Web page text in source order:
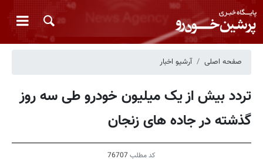
صفحه اصلی آرشیو اخبار
تردد بیش از یک میلیون خودرو طی سه روز
گذشته در جاده های زنجان
کد مطلب 76707